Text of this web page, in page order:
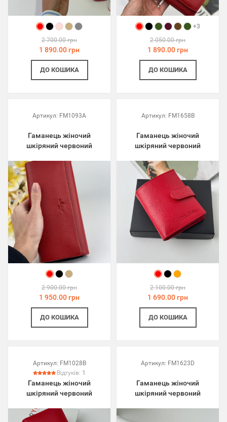
2 700.00 грн
1 890.00 грн
ДО КОШИКА
+3
2 050.00 грн
1 890.00 грн
ДО КОШИКА
Артикул: FM1093A
Гаманець жіночий
шкіряний червоний
2 900.00 грн
1 950.00 грн
ДО КОШИКА
Артикул: FM1658B
Гаманець жіночий
шкіряний червоний
2 100.00 грн
1 690.00 грн
ДО КОШИКА
Артикул: FM1028B
Відгуків: 1
Гаманець жіночий
шкіряний червоний
Артикул: FM1623D
Гаманець жіночий
шкіряний червоний